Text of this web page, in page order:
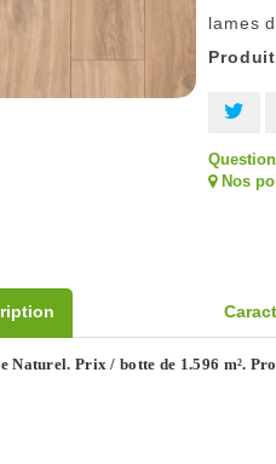
lames
Nos
Prix / botte de 1.596 m².